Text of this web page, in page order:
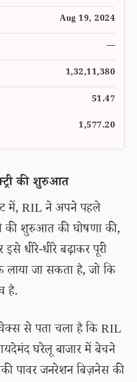
Aug 19, 2024
—
1,32,11,380
51.47
1,577.20
की शुरुआत
में, RIL ने अपने पहले
की शुरुआत की घोषणा की,
धीरे-धीरे बढ़ाकर पूरी
जा सकता है, जो कि
है.
से पता चला है कि RIL
घरेलू बाजार में बेचने
पावर जनरेशन बिज़नेस की